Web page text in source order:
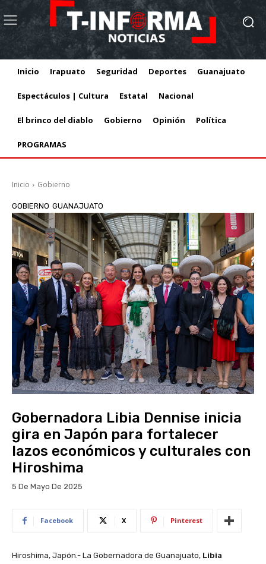
Inicio Irapuato Seguridad Deportes Guanajuato
Espectáculos | Cultura Estatal Nacional
El brinco del diablo Gobierno Opinión Política
PROGRAMAS
Inicio Gobierno
GOBIERNO GUANAJUATO
Gobernadora Libia Dennise inicia
gira en Japón para fortalecer
lazos económicos y culturales con
Hiroshima
5 De Mayo De 2025
Facebook X Pinterest
Hiroshima, Japón.- La Gobernadora de Guanajuato, Libia